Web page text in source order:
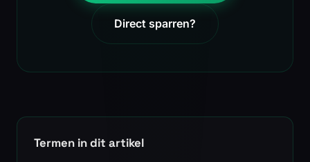
Direct sparren?
Termen in dit artikel